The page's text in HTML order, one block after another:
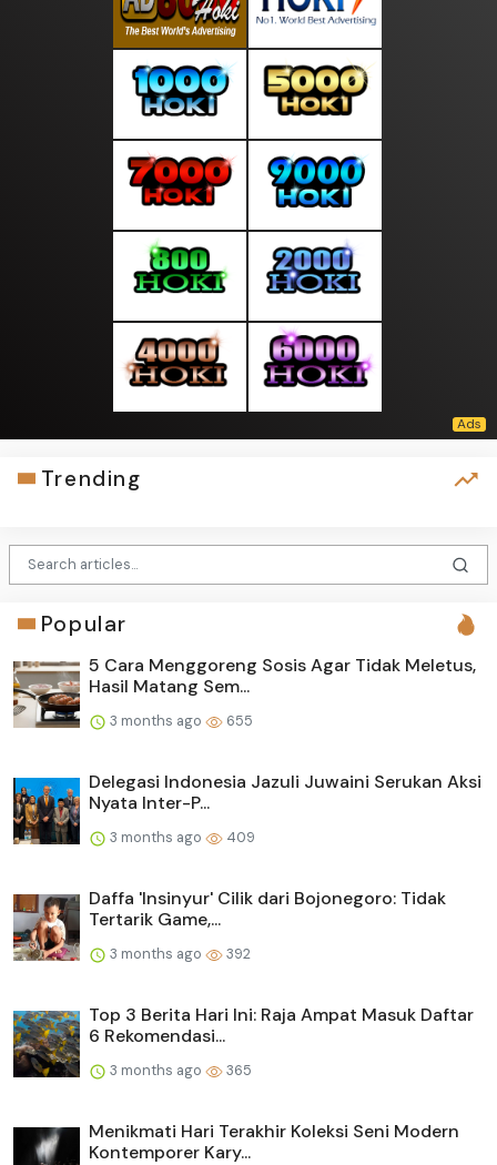
Trending
Popular
5 Cara Menggoreng Sosis Agar Tidak Meletus,
Hasil Matang Sem...
3 months ago 655
Delegasi Indonesia Jazuli Juwaini Serukan Aksi
Nyata Inter-P...
3 months ago 409
Daffa 'Insinyur' Cilik dari Bojonegoro: Tidak
Tertarik Game,...
3 months ago 392
Top 3 Berita Hari Ini: Raja Ampat Masuk Daftar
6 Rekomendasi...
3 months ago 365
Menikmati Hari Terakhir Koleksi Seni Modern
Kontemporer Kary...